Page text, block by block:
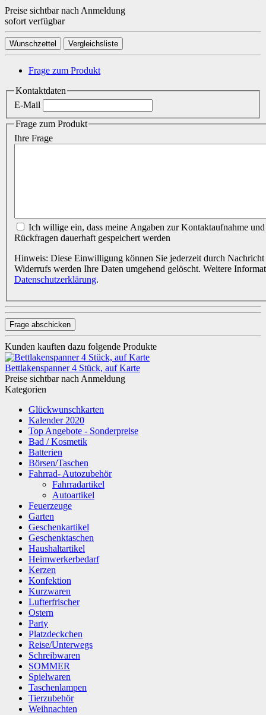
Preise sichtbar nach Anmeldung
sofort verfügbar
Wunschzettel Vergleichsliste
Frage zum Produkt
Kontaktdaten
E-Mail
Frage zum Produkt
Ihre Frage
Rückfragen dauerhaft gespeichert werden
Hinweis: Diese Einwilligung können Sie jederzeit durch
Widerrufs werden Ihre Daten umgehend gelöscht. Weitere
Datenschutzerklärung.
Frage abschicken
Kunden kauften dazu folgende Produkte
Bettlakenspanner 4 Stück, auf Karte
Preise sichtbar nach Anmeldung
Kategorien
Glückwunschkarten
Kalender 2020
Top Angebote - Sonderpreise
Bad / Kosmetik
Batterien
Börsen/Taschen
Fahrrad- Autozubehör
Fahrradartikel
Autoartikel
Feuerzeuge
Garten
Geschenkartikel
Geschenktaschen
Haushaltartikel
Heimwerkerbedarf
Kerzen
Konfektion
Kurzwaren
Lufterfrischer
Ostern
Party
Platzdeckchen
Reise/Unterwegs
Schreibwaren
SOMMER
Spielwaren
Taschenlampen
Tierzubehör
Weihnachten